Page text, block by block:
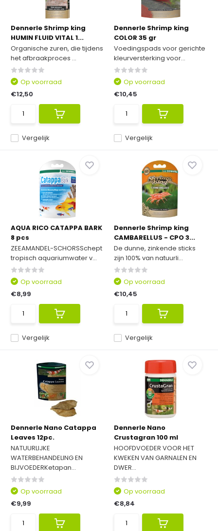
Dennerle Shrimp king
HUMIN FLUID VITAL 1...
Organische zuren, die tijdens
het afbraakproces ...
Vergelijk
Op voorraad
€12,50
Dennerle Shrimp king
COLOR 35 gr
Voedingspads voor gerichte
kleurversterking voor...
Vergelijk
Op voorraad
€10,45
AQUA RICO CATAPPA BARK
8 pcs
ZEEAMANDEL-SCHORSSchept
tropisch aquariumwater v...
Vergelijk
Op voorraad
€8,99
Dennerle Shrimp king
CAMBARELLUS - CPO 3...
De dunne, zinkende sticks
zijn 100% van natuurli...
Vergelijk
Op voorraad
€10,45
Dennerle Nano Catappa
Leaves 12pc.
NATUURLIJKE
WATERBEHANDELING EN
BIJVOEDERKetapan...
Op voorraad
€9,99
Dennerle Nano
Crustagran 100 ml
HOOFDVOEDER VOOR HET
KWEKEN VAN GARNALEN EN
DWER...
Op voorraad
€8,84